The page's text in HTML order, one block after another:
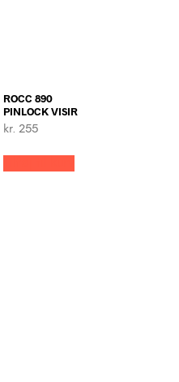
ROCC 890
PINLOCK VISIR
kr. 255